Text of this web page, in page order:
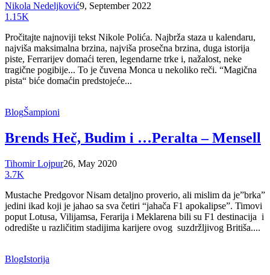
Nikola Nedeljković9, September 2022
1.15K
Pročitajte najnoviji tekst Nikole Polića. Najbrža staza u kalendaru,
najviša maksimalna brzina, najviša prosečna brzina, duga istorija
piste, Ferrarijev domaći teren, legendarne trke i, nažalost, neke
tragične pogibije... To je čuvena Monca u nekoliko reči. “Magična
pista“ biće domaćin predstojeće...
BlogŠampioni
Brends Heč, Budim i …Peralta – Mensell
Tihomir Lojpur26, May 2020
3.7K
Mustache Predgovor Nisam detaljno proverio, ali mislim da je”brka”
jedini ikad koji je jahao sa sva četiri “jahača F1 apokalipse”. Timovi
poput Lotusa, Vilijamsa, Ferarija i Meklarena bili su F1 destinacija i
odredište u različitim stadijima karijere ovog suzdržljivog Britiša....
BlogIstorija